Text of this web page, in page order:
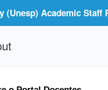
(Unesp) Academic Staff